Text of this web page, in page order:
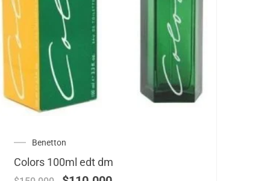
Benetton
Colors 100ml edt dm